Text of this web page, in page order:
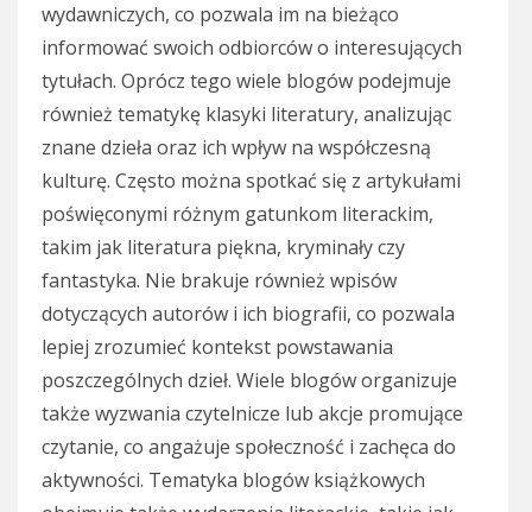
wydawniczych, co pozwala im na bieżąco
informować swoich odbiorców o interesujących
tytułach. Oprócz tego wiele blogów podejmuje
również tematykę klasyki literatury, analizując
znane dzieła oraz ich wpływ na współczesną
kulturę. Często można spotkać się z artykułami
poświęconymi różnym gatunkom literackim,
takim jak literatura piękna, kryminały czy
fantastyka. Nie brakuje również wpisów
dotyczących autorów i ich biografii, co pozwala
lepiej zrozumieć kontekst powstawania
poszczególnych dzieł. Wiele blogów organizuje
także wyzwania czytelnicze lub akcje promujące
czytanie, co angażuje społeczność i zachęca do
aktywności. Tematyka blogów książkowych